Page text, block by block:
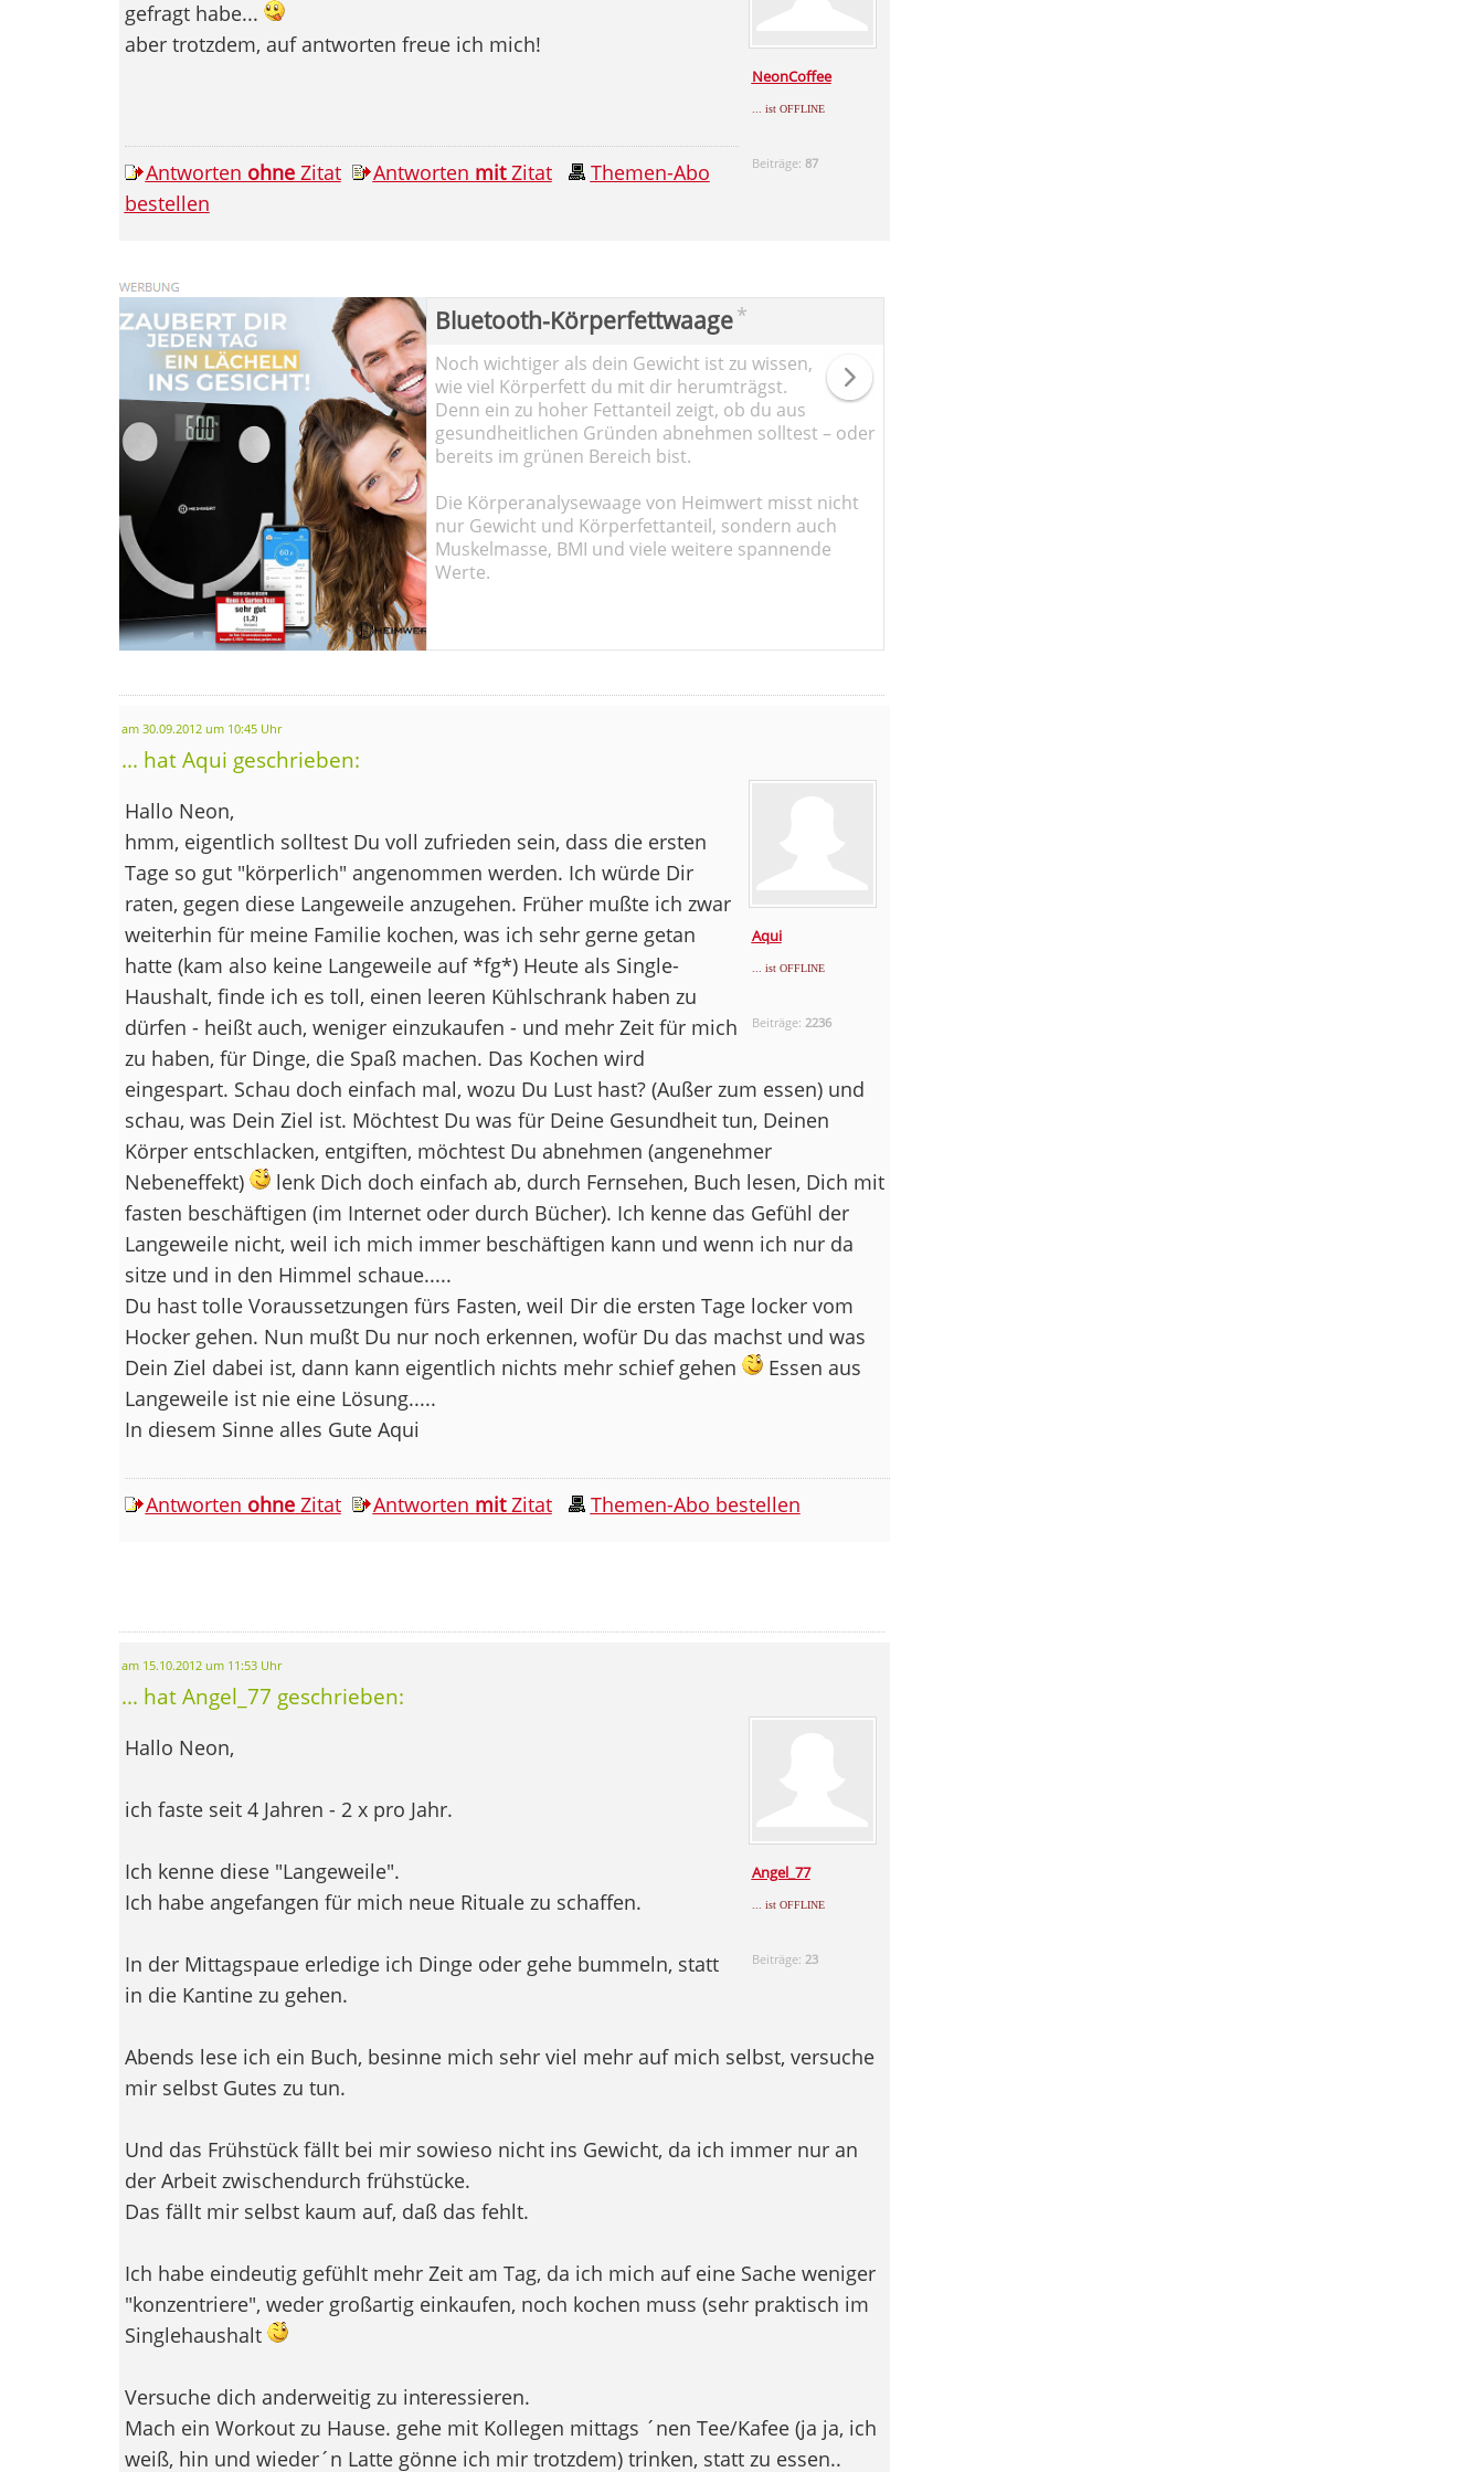
NeonCoffee
... ist OFFLINE
Beiträge: 87
gefragt habe...
aber trotzdem, auf antworten freue ich mich!
Antworten ohneZitat Antworten mitZitat
Themen-Abo
bestellen
Bluetooth-Körperfettwaage*
Noch wichtiger als dein Gewicht ist zu wissen,
wie viel Körperfett du mit dir herumträgst.
Denn ein zu hoher Fettanteil zeigt, ob du aus
gesundheitlichen Gründen abnehmen solltest – oder
bereits im grünen Bereich bist.
Die Körperanalysewaage von Heimwert misst nicht
nur Gewicht und Körperfettanteil, sondern auch
Muskelmasse, BMI und viele weitere spannende
Werte.
am 30.09.2012 um 10:45 Uhr
... hat Aqui geschrieben:
Aqui
... ist OFFLINE
Beiträge: 2236
Hallo Neon,
hmm, eigentlich solltest Du voll zufrieden sein, dass die ersten
Tage so gut "körperlich" angenommen werden. Ich würde Dir
raten, gegen diese Langeweile anzugehen. Früher mußte ich zwar
weiterhin für meine Familie kochen, was ich sehr gerne getan
hatte (kam also keine Langeweile auf *fg*) Heute als Single-
Haushalt, finde ich es toll, einen leeren Kühlschrank haben zu
dürfen - heißt auch, weniger einzukaufen - und mehr Zeit für mich
zu haben, für Dinge, die Spaß machen. Das Kochen wird
eingespart. Schau doch einfach mal, wozu Du Lust hast? (Außer zum essen) und
schau, was Dein Ziel ist. Möchtest Du was für Deine Gesundheit tun, Deinen
Körper entschlacken, entgiften, möchtest Du abnehmen (angenehmer
Nebeneffekt)
lenk Dich doch einfach ab, durch Fernsehen, Buch lesen, Dich mit
fasten beschäftigen (im Internet oder durch Bücher). Ich kenne das Gefühl der
Langeweile nicht, weil ich mich immer beschäftigen kann und wenn ich nur da
sitze und in den Himmel schaue.....
Du hast tolle Voraussetzungen fürs Fasten, weil Dir die ersten Tage locker vom
Hocker gehen. Nun mußt Du nur noch erkennen, wofür Du das machst und was
Dein Ziel dabei ist, dann kann eigentlich nichts mehr schief gehen
Essen aus
Langeweile ist nie eine Lösung.....
In diesem Sinne alles Gute Aqui
Antworten ohneZitat Antworten mitZitat Themen-Abo bestellen
am 15.10.2012 um 11:53 Uhr
... hat Angel_77 geschrieben:
Angel_77
... ist OFFLINE
Beiträge: 23
Hallo Neon,
ich faste seit 4 Jahren - 2 x pro Jahr.
Ich kenne diese "Langeweile".
Ich habe angefangen für mich neue Rituale zu schaffen.
In der Mittagspaue erledige ich Dinge oder gehe bummeln, statt
in die Kantine zu gehen.
Abends lese ich ein Buch, besinne mich sehr viel mehr auf mich selbst, versuche
mir selbst Gutes zu tun.
Und das Frühstück fällt bei mir sowieso nicht ins Gewicht, da ich immer nur an
der Arbeit zwischendurch frühstücke.
Das fällt mir selbst kaum auf, daß das fehlt.
Ich habe eindeutig gefühlt mehr Zeit am Tag, da ich mich auf eine Sache weniger
"konzentriere", weder großartig einkaufen, noch kochen muss (sehr praktisch im
Singlehaushalt
Versuche dich anderweitig zu interessieren.
Mach ein Workout zu Hause. gehe mit Kollegen mittags ´nen Tee/Kafee (ja ja, ich
weiß, hin und wieder´n Latte gönne ich mir trotzdem) trinken, statt zu essen..